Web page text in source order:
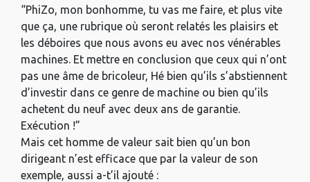
“PhiZo, mon bonhomme, tu vas me faire, et plus vite
que ça, une rubrique où seront relatés les plaisirs et
les déboires que nous avons eu avec nos vénérables
machines. Et mettre en conclusion que ceux qui n’ont
pas une âme de bricoleur, Hé bien qu’ils s’abstiennent
d’investir dans ce genre de machine ou bien qu’ils
achetent du neuf avec deux ans de garantie.
Exécution !”
Mais cet homme de valeur sait bien qu’un bon
dirigeant n’est efficace que par la valeur de son
exemple, aussi a-t’il ajouté :